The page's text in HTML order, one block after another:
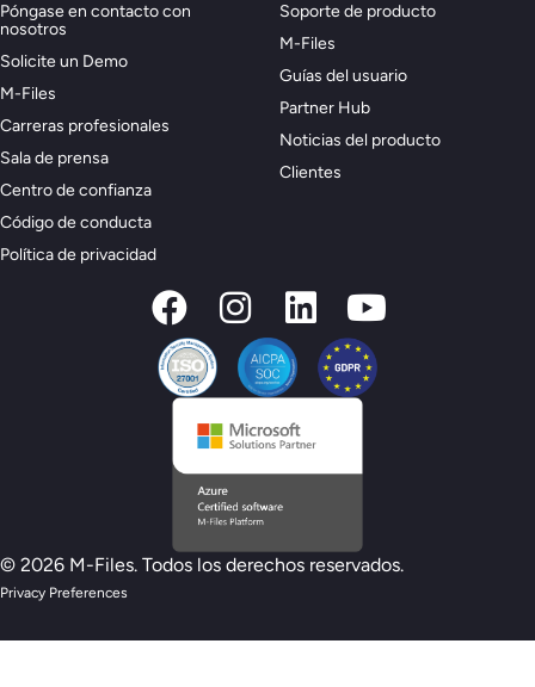
Póngase en contacto con
nosotros
Solicite un Demo
M-Files
Carreras profesionales
Sala de prensa
Centro de confianza
Código de conducta
Política de privacidad
Soporte de producto
M-Files
Guías del usuario
Partner Hub
Noticias del producto
Clientes
© 2026 M-Files. Todos los derechos reservados.
Privacy Preferences
Nuevo modelo de preparación M-Files :